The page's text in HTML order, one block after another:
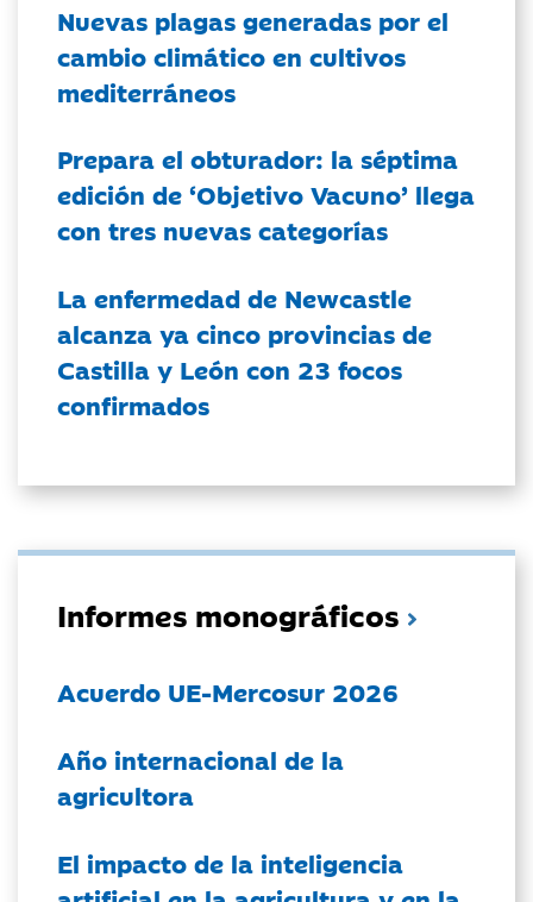
Nuevas plagas generadas por el
cambio climático en cultivos
mediterráneos
Prepara el obturador: la séptima
edición de ‘Objetivo Vacuno’ llega
con tres nuevas categorías
La enfermedad de Newcastle
alcanza ya cinco provincias de
Castilla y León con 23 focos
confirmados
Informes monográficos
Acuerdo UE-Mercosur 2026
Año internacional de la
agricultora
El impacto de la inteligencia